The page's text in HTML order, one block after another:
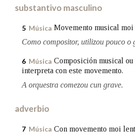
Pertence a
substantivo masculino
5 Música Movemento musical moi
Como compositor, utilizou pouco o
6 Música Composición musical ou
interpreta con este movemento.
A orquestra comezou cun grave.
adverbio
7 Música Con movemento moi